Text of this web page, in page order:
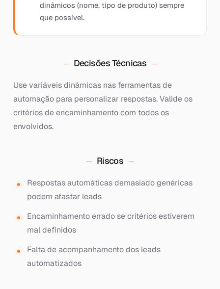
dinâmicos (nome, tipo de produto) sempre
que possível.
Decisões Técnicas
Use variáveis dinâmicas nas ferramentas de
automação para personalizar respostas. Valide os
critérios de encaminhamento com todos os
envolvidos.
Riscos
Respostas automáticas demasiado genéricas
podem afastar leads
Encaminhamento errado se critérios estiverem
mal definidos
Falta de acompanhamento dos leads
automatizados